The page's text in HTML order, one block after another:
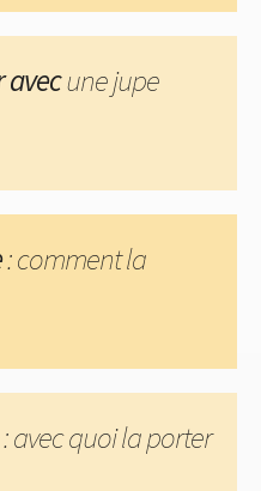
avecune jupe
: comment la
: avec quoi la porter